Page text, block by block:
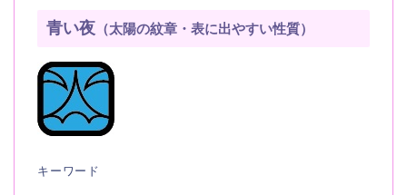
青い夜 （太陽の紋章・表に出やすい性質）
キーワード